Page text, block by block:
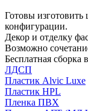
Готовы
конфигурации.
Декор и отделку
Возможно
Бесплатная сборка
ЛДСП
Пластик Alvic Luxe
Пластик HPL
Пленка ПВХ